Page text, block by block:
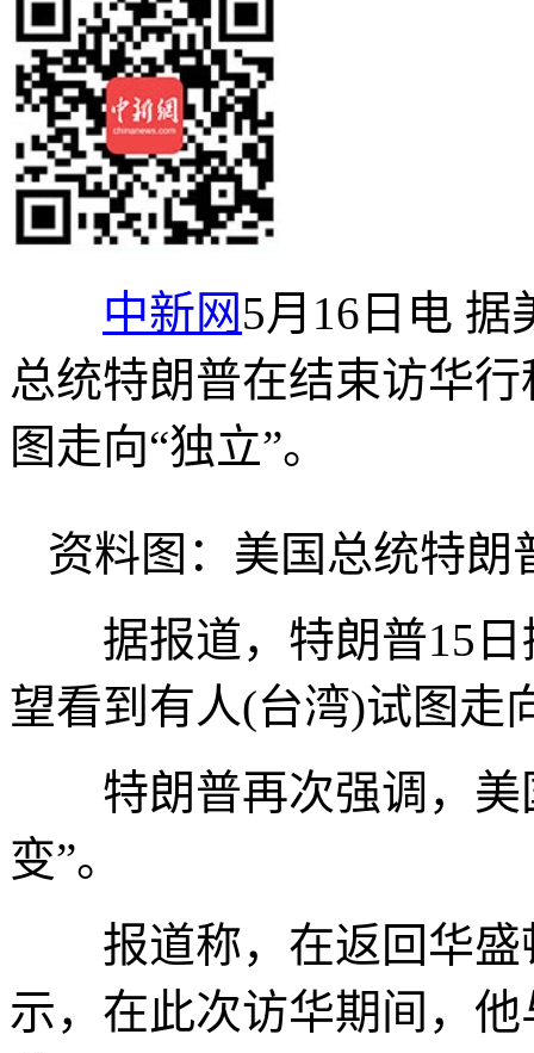
中新网5月16日电 据
总统特朗普在结束访华
图走向“独立”。
资料图：美国总统特朗
据报道，特朗普15日
望看到有人(台湾)试图走
特朗普再次强调，美
变”。
报道称，在返回华盛
示，在此次访华期间，